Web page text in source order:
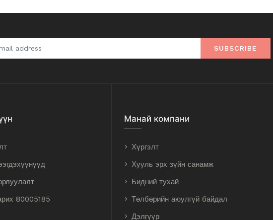
SUBSCRIBE
80005185
Манай компани
Хүргэлт
Хууль эрх зүйн санамж
Бидний тухай
Төлбөрийн аюулгүй байдал
Дэлгүүр